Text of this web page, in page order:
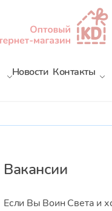
Новости Контакты
Вакансии
Если Вы Воин Света и